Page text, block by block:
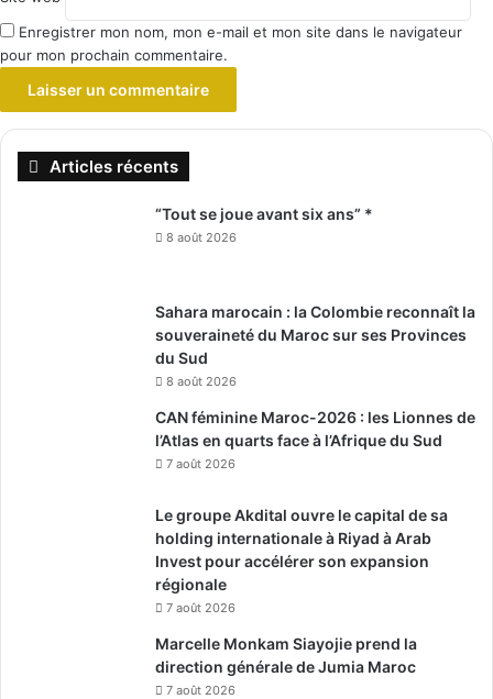
Enregistrer mon nom, mon e-mail et mon site dans le navigateur
pour mon prochain commentaire.
Articles récents
“Tout se joue avant six ans” *
8 août 2026
Sahara marocain : la Colombie reconnaît la
souveraineté du Maroc sur ses Provinces
du Sud
8 août 2026
CAN féminine Maroc-2026 : les Lionnes de
l’Atlas en quarts face à l’Afrique du Sud
7 août 2026
Le groupe Akdital ouvre le capital de sa
holding internationale à Riyad à Arab
Invest pour accélérer son expansion
régionale
7 août 2026
Marcelle Monkam Siayojie prend la
direction générale de Jumia Maroc
7 août 2026